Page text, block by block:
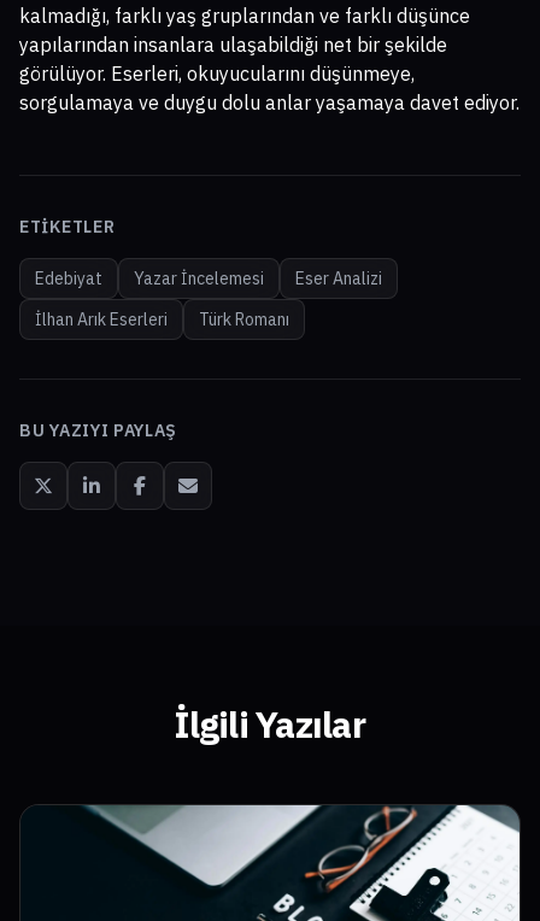
kalmadığı, farklı yaş gruplarından ve farklı düşünce
yapılarından insanlara ulaşabildiği net bir şekilde
görülüyor. Eserleri, okuyucularını düşünmeye,
sorgulamaya ve duygu dolu anlar yaşamaya davet ediyor.
ETIKETLER
Edebiyat Yazar İncelemesi
Eser Analizi
İlhan Arık Eserleri
Türk Romanı
BU YAZIYI PAYLAŞ
İlgili Yazılar